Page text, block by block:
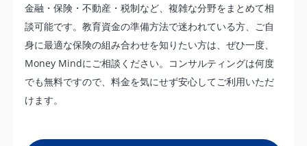
金融・保険・不動産・税制など、複雑な分野をまとめて相
談可能です。教育資金の準備方法で迷われている方、ご自
身に最適な保険の組み合わせを知りたい方は、ぜひ一度、
Money Mindにご相談ください。コンサルティングは何度
でも無料ですので、料金を気にせず安心してご利用いただ
けます。